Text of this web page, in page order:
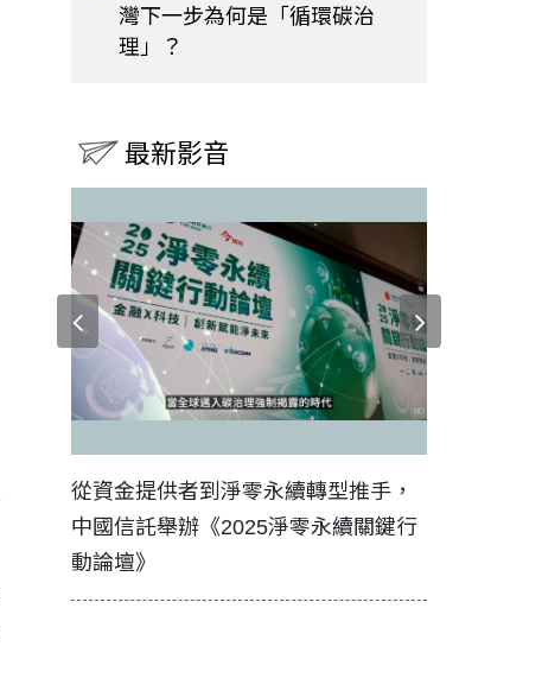
灣下一步為何是「循環碳治
理」？
最新影音
從資金提供者到淨零永續轉型推手，
中國信託舉辦《2025淨零永續關鍵行
動論壇》